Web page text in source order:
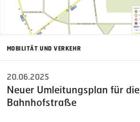
MOBILITÄT UND VERKEHR
20.06.2025
Neuer Umlei­tungsplan für die
Bahnhof­straße